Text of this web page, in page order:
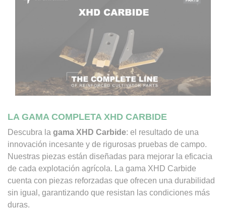
LA GAMA COMPLETA XHD CARBIDE
Descubra la gama XHD Carbide: el resultado de una
innovación incesante y de rigurosas pruebas de campo.
Nuestras piezas están diseñadas para mejorar la eficacia
de cada explotación agrícola. La gama XHD Carbide
cuenta con piezas reforzadas que ofrecen una durabilidad
sin igual, garantizando que resistan las condiciones más
duras.